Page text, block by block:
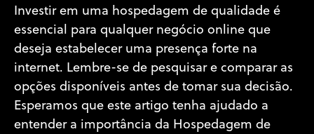
Investir em uma hospedagem de qualidade é
essencial para qualquer negócio online que
deseja estabelecer uma presença forte na
internet. Lembre-se de pesquisar e comparar as
opções disponíveis antes de tomar sua decisão.
Esperamos que este artigo tenha ajudado a
entender a importância da Hospedagem de